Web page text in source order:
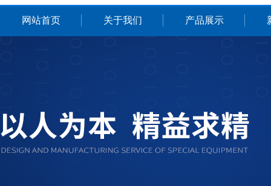
网站首页 关于我们 产品展示